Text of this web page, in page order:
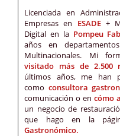
Licenciada en
Empresas en ESADE+
Digital en la Pompeu
años en
Multinacionales. Mi
visitado más de 2.500
últimos años, me han
como consultora
comunicación o en cómo
un negocio de
que hago en la
Gastronómico.